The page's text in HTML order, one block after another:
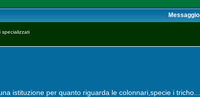
Messaggio
istituzione per quanto riguarda le colonnari,specie i tricho...